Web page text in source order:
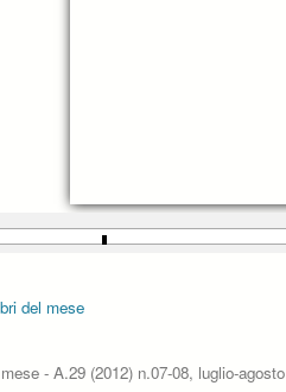
del mese
- A.29 (2012) n.07-08, luglio-agosto